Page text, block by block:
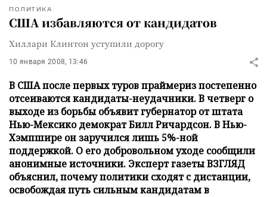
ПОЛИТИКА
США избавляются от кандидатов
Хиллари Клинтон уступили дорогу
10 января 2008, 13:46
В США после первых туров праймериз постепенно
отсеиваются кандидаты-неудачники. В четверг о
выходе из борьбы объявит губернатор от штата
Нью-Мексико демократ Билл Ричардсон. В Нью-
Хэмпшире он заручился лишь 5%-ной
поддержкой. О его добровольном уходе сообщили
анонимные источники. Эксперт газеты ВЗГЛЯД
объяснил, почему политики сходят с дистанции,
освобождая путь сильным кандидатам в